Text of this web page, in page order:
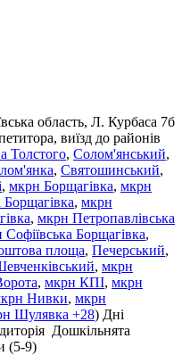
область, Л. Курбаса 7б
виїзд до районів
Толстого, Солом'янський,
, Святошинський,
, мкрн Борщагівка, мкрн
, мкрн
, мкрн Петропавлівська
Борщагівка,
площа, Печерський,
, мкрн
, мкрн КПІ, мкрн
Нивки, мкрн
Шулявка +28) Дні
Дошкільнята
(5-9)